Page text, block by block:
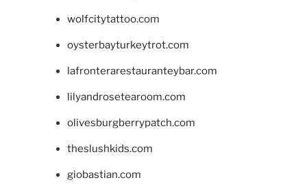
wolfcitytattoo.com
oysterbayturkeytrot.com
lafronterarestauranteybar.com
lilyandrosetearoom.com
olivesburgberrypatch.com
theslushkids.com
giobastian.com